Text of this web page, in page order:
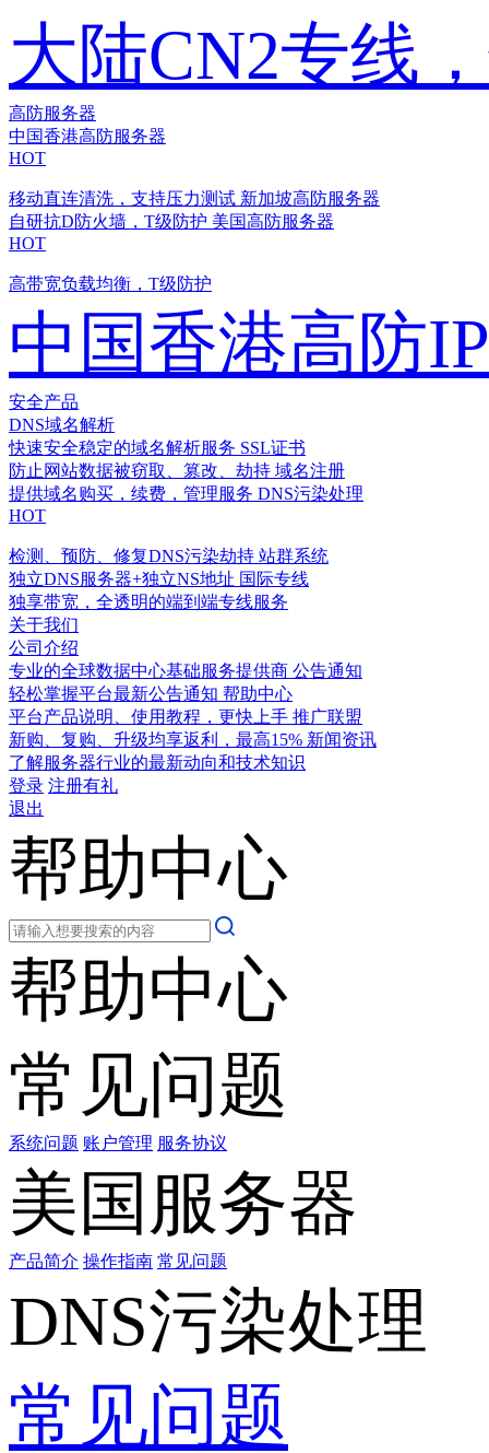
大陆CN2专线
高防服务器
中国香港高防服务器
HOT
移动直连清洗，支持压力测试 新加坡高防服务器
自研抗D防火墙，T级防护 美国高防服务器
HOT
高带宽负载均衡，T级防护
中国香港高防IP
安全产品
DNS域名解析
快速安全稳定的域名解析服务 SSL证书
防止网站数据被窃取、篡改、劫持 域名注册
提供域名购买，续费，管理服务 DNS污染处理
HOT
检测、预防、修复DNS污染劫持 站群系统
独立DNS服务器+独立NS地址 国际专线
独享带宽，全透明的端到端专线服务
关于我们
公司介绍
专业的全球数据中心基础服务提供商 公告通知
轻松掌握平台最新公告通知 帮助中心
平台产品说明、使用教程，更快上手 推广联盟
新购、复购、升级均享返利，最高15% 新闻资讯
了解服务器行业的最新动向和技术知识
登录 注册有礼
退出
帮助中心
帮助中心
常见问题
系统问题 账户管理 服务协议
美国服务器
产品简介 操作指南 常见问题
DNS污染处理
常见问题